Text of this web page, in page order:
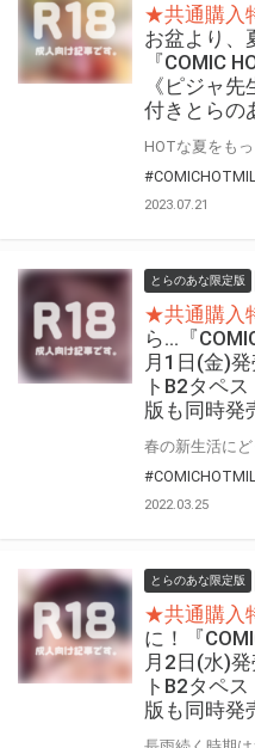
★共通購入
お盆より、
『COMIC
《ピジャ
付きとらの
2023.07.21
とらのあな限定版
★共通購入
ら…『
月1日(金)
トB2タペ
版も同時発
2022.03.25
とらのあな限定版
★共通購入
に！『
月2日(水)
トB2タペ
版も同時発